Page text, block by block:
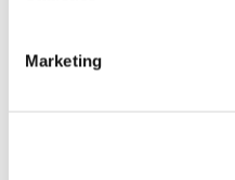
Marketing